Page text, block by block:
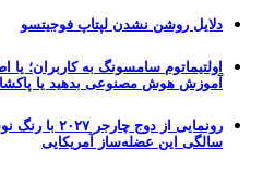
دلایل روشن نشدن لپتاپ فوجیتسو
اولتیماتوم سامسونگ به کاربران؛ یا
آموزش هوش مصنوعی بدهید یا
سالگی این عضله‌ساز آمریکایی